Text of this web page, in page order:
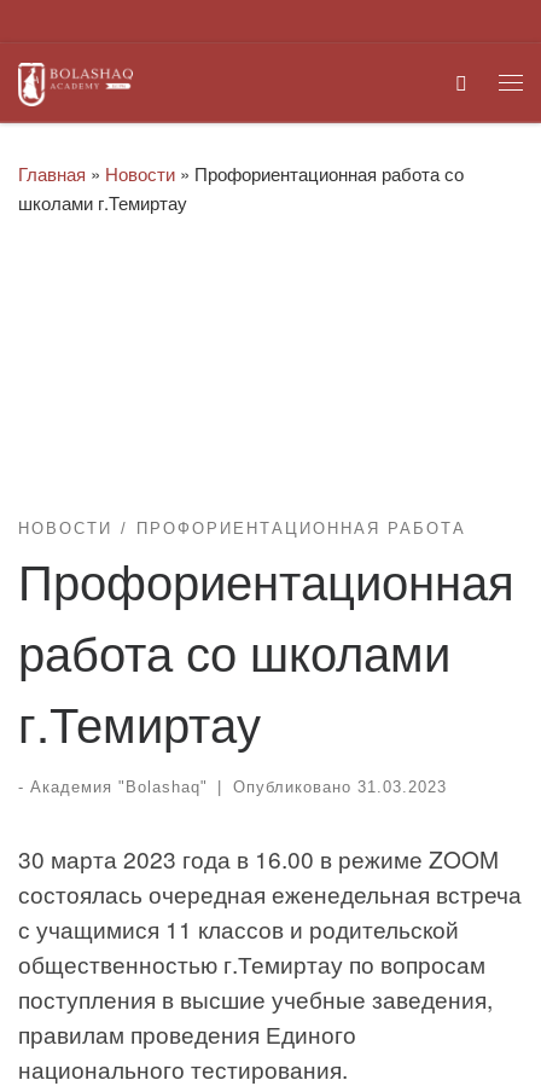
Search
Главная » Новости » Профориентационная работа со
школами г.Темиртау
НОВОСТИ ПРОФОРИЕНТАЦИОННАЯ РАБОТА
Профориентационная
работа со школами
г.Темиртау
- Академия "Bolashaq" | Опубликовано 31.03.2023
30 марта 2023 года в 16.00 в режиме ZOOM
состоялась очередная еженедельная встреча
с учащимися 11 классов и родительской
общественностью г.Темиртау по вопросам
поступления в высшие учебные заведения,
правилам проведения Единого
национального тестирования.